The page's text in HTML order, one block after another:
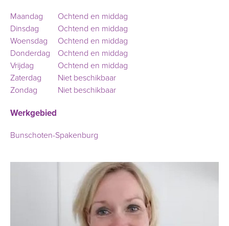
Maandag
Ochtend en middag
Dinsdag
Ochtend en middag
Woensdag
Ochtend en middag
Donderdag
Ochtend en middag
Vrijdag
Ochtend en middag
Zaterdag
Niet beschikbaar
Zondag
Niet beschikbaar
Werkgebied
Bunschoten-Spakenburg